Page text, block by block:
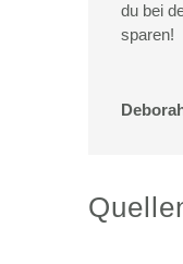
du bei
sparen!